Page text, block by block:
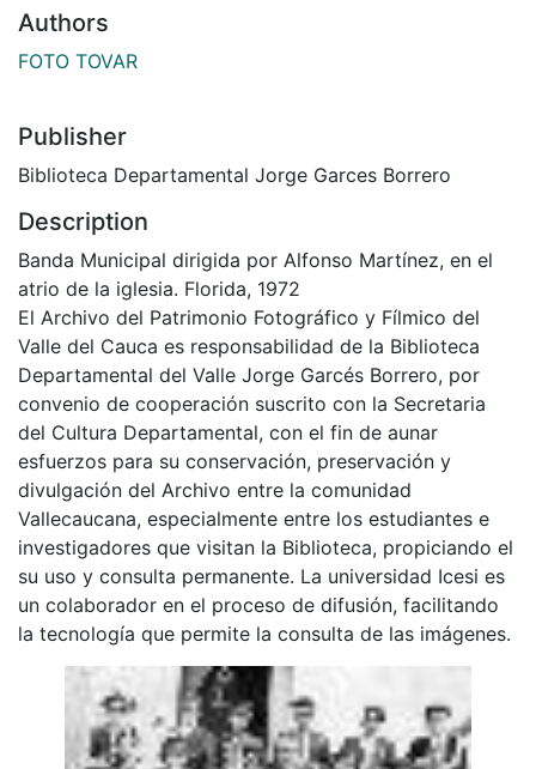
Authors
FOTO TOVAR
Publisher
Biblioteca Departamental Jorge Garces Borrero
Description
Banda Municipal dirigida por Alfonso Martínez, en el
atrio de la iglesia. Florida, 1972
El Archivo del Patrimonio Fotográfico y Fílmico del
Valle del Cauca es responsabilidad de la Biblioteca
Departamental del Valle Jorge Garcés Borrero, por
convenio de cooperación suscrito con la Secretaria
del Cultura Departamental, con el fin de aunar
esfuerzos para su conservación, preservación y
divulgación del Archivo entre la comunidad
Vallecaucana, especialmente entre los estudiantes e
investigadores que visitan la Biblioteca, propiciando el
su uso y consulta permanente. La universidad Icesi es
un colaborador en el proceso de difusión, facilitando
la tecnología que permite la consulta de las imágenes.